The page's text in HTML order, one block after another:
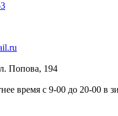
Попова, 194
время с 9-00 до 20-00 в